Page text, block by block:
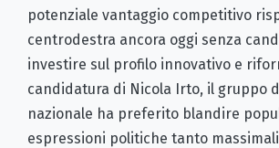
potenziale vantaggio competitivo
centrodestra ancora oggi senza
investire sul profilo innovativo e
candidatura di Nicola Irto, il gruppo
nazionale ha preferito blandire
espressioni politiche tanto